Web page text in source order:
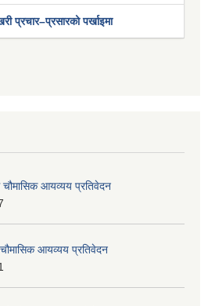
प्रचार–प्रसारको पर्खाइमा
आयव्यय प्रतिवेदन
आयव्यय प्रतिवेदन